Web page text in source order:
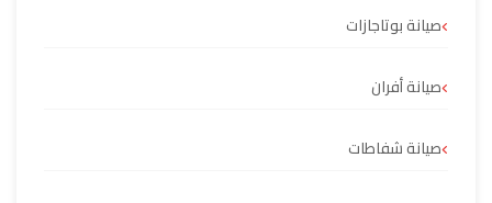
صيانة بوتاجازات
صيانة أفران
صيانة شفاطات